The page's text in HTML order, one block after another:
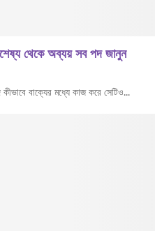
থেকে অব্যয় সব পদ জানুন
কীভাবে বাক্যের মধ্যে কাজ করে সেটিও...